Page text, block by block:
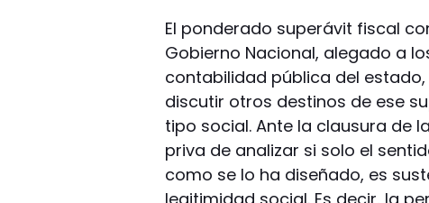
El ponderado superávit fiscal
Gobierno Nacional, alegado a
contabilidad pública del
discutir otros destinos de ese
tipo social. Ante la clausura de
priva de analizar si solo el
como se lo ha diseñado, es
legitimidad social. Es decir, la